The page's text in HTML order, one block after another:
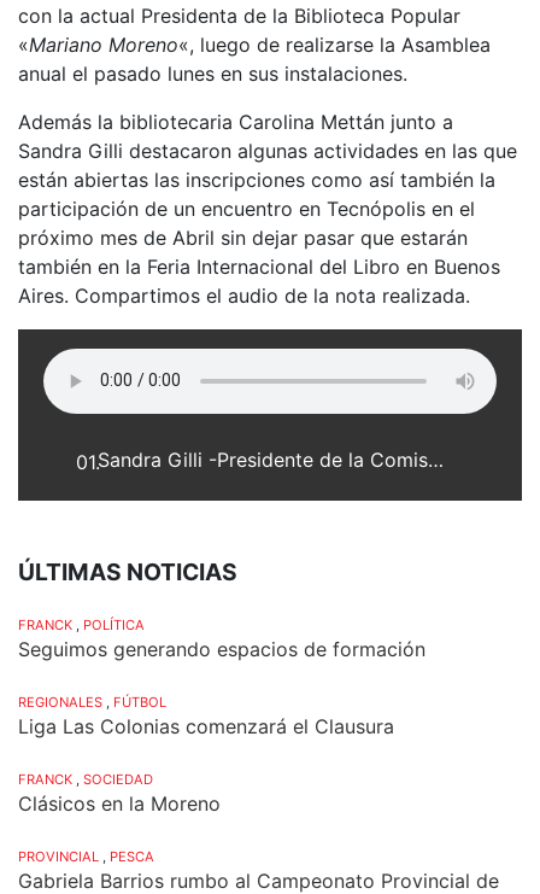
con la actual Presidenta de la Biblioteca Popular
«Mariano Moreno«, luego de realizarse la Asamblea
anual el pasado lunes en sus instalaciones.
Además la bibliotecaria Carolina Mettán junto a
Sandra Gilli destacaron algunas actividades en las que
están abiertas las inscripciones como así también la
participación de un encuentro en Tecnópolis en el
próximo mes de Abril sin dejar pasar que estarán
también en la Feria Internacional del Libro en Buenos
Aires. Compartimos el audio de la nota realizada.
01. Sandra Gilli -Presidente de la Comisión Directiva de la Biblioteca Popular "Mariano Moreno" - junto a la Bibliotecaria Carolina Mettán
ÚLTIMAS NOTICIAS
FRANCK , POLÍTICA
Seguimos generando espacios de formación
REGIONALES , FÚTBOL
Liga Las Colonias comenzará el Clausura
FRANCK , SOCIEDAD
Clásicos en la Moreno
PROVINCIAL , PESCA
Gabriela Barrios rumbo al Campeonato Provincial de